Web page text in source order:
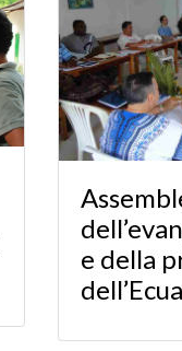
e della